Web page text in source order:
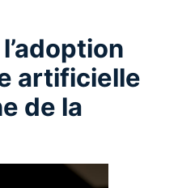
artificielle
de la